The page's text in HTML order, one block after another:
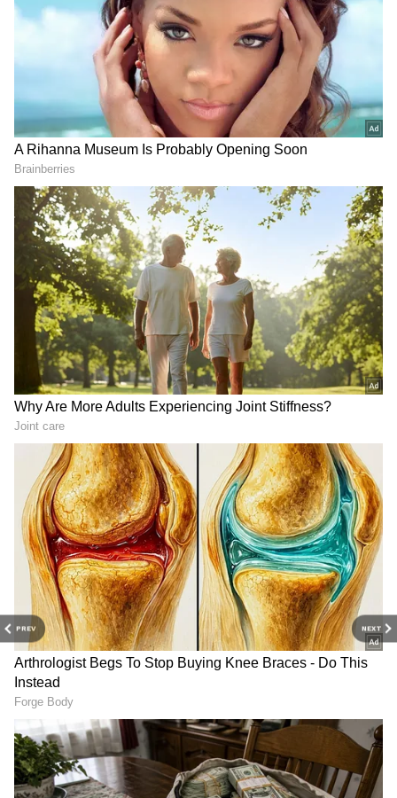
PREV NEXT
Image Credit : Asianet News
రెండు వర్గాలుగా చీలిపోయిన నిర్మాతలు
కొందరు ప్రొడ్యూసర్లు దీనిని వ్యతిరేకిస్తున్నారు. దీనితో
టాలీవుడ్ ప్రొడ్యూసర్స్ రెండు వర్గాలుగా చీలిపోయారు.
మంగళవారం రోజు ఎగ్జిబిటర్లతో కలసి శిరీష్, సునీల్ నారంగ్
లాంటి వారు మీడియా సమావేశం ఏర్పాటు చేశారు.
పర్సెంటేజీ విధానానికి అంగీకరించిన నిర్మాతల సినిమాలని
మాత్రమే థియేటర్స్ లో ప్రదర్శిస్తాం అని తేల్చి చెప్పారు.
రాంచరణ్ పెద్ది రిలీజ్ టైంలోనే ఈ వివాదాన్ని లేవనెత్తడంతో
టాలీవుడ్ లో చర్చనీయాంశంగా మారింది.